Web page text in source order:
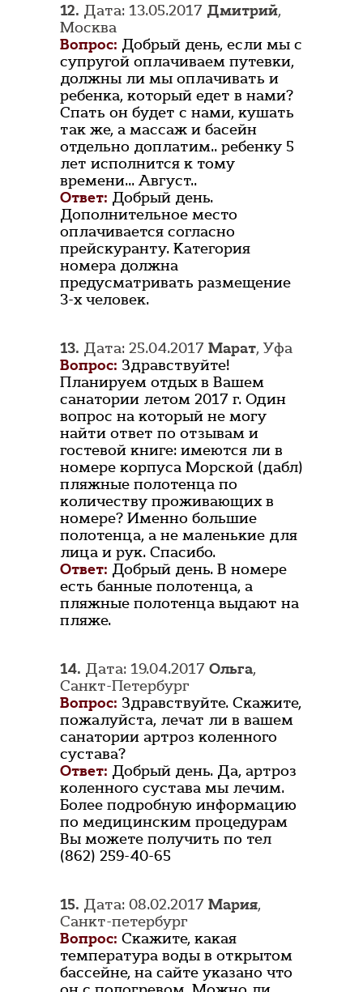
12. Дата: 13.05.2017 Дмитрий,
Москва
Вопрос: Добрый день, если мы с
супругой оплачиваем путевки,
должны ли мы оплачивать и
ребенка, который едет в нами?
Спать он будет с нами, кушать
так же, а массаж и басейн
отдельно доплатим.. ребенку 5
лет исполнится к тому
времени... Август..
Ответ: Добрый день.
Дополнительное место
оплачивается согласно
прейскуранту. Категория
номера должна
предусматривать размещение
3-х человек.
13. Дата: 25.04.2017 Марат, Уфа
Вопрос: Здравствуйте!
Планируем отдых в Вашем
санатории летом 2017 г. Один
вопрос на который не могу
найти ответ по отзывам и
гостевой книге: имеются ли в
номере корпуса Морской (дабл)
пляжные полотенца по
количеству проживающих в
номере? Именно большие
полотенца, а не маленькие для
лица и рук. Спасибо.
Ответ: Добрый день. В номере
есть банные полотенца, а
пляжные полотенца выдают на
пляже.
14. Дата: 19.04.2017 Ольга,
Санкт-Петербург
Вопрос: Здравствуйте. Скажите,
пожалуйста, лечат ли в вашем
санатории артроз коленного
сустава?
Ответ: Добрый день. Да, артроз
коленного сустава мы лечим.
Более подробную информацию
по медицинским процедурам
Вы можете получить по тел
(862) 259-40-65
15. Дата: 08.02.2017 Мария,
Санкт-петербург
Вопрос: Скажите, какая
температура воды в открытом
бассейне, на сайте указано что